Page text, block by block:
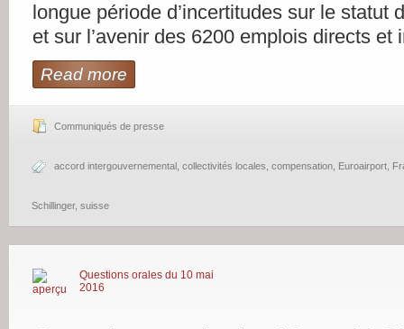
longue période d’incertitudes sur le statut
et sur l’avenir des 6200 emplois directs
Read more
Communiqués de presse
accord intergouvernemental collectivités locales compensation Euroairport
Schillinger, suisse
Questions orales du 10 mai
2016